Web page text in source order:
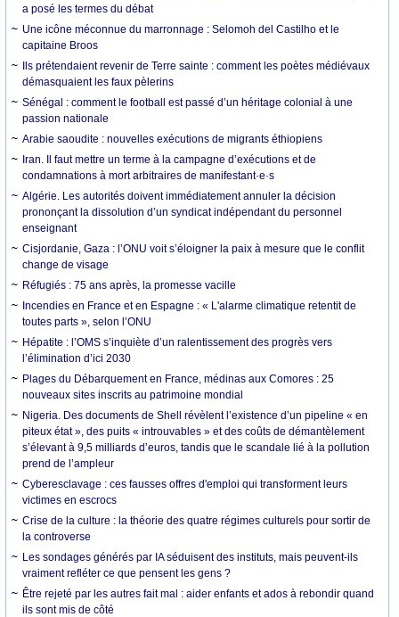
a posé les termes du débat
Une icône méconnue du marronnage : Selomoh del Castilho et le
capitaine Broos
Ils prétendaient revenir de Terre sainte : comment les poètes médiévaux
démasquaient les faux pèlerins
Sénégal : comment le football est passé d’un héritage colonial à une
passion nationale
Arabie saoudite : nouvelles exécutions de migrants éthiopiens
Iran. Il faut mettre un terme à la campagne d’exécutions et de
condamnations à mort arbitraires de manifestant·e·s
Algérie. Les autorités doivent immédiatement annuler la décision
prononçant la dissolution d’un syndicat indépendant du personnel
enseignant
Cisjordanie, Gaza : l’ONU voit s’éloigner la paix à mesure que le conflit
change de visage
Réfugiés : 75 ans après, la promesse vacille
Incendies en France et en Espagne : « L'alarme climatique retentit de
toutes parts », selon l’ONU
Hépatite : l’OMS s’inquiète d’un ralentissement des progrès vers
l’élimination d’ici 2030
Plages du Débarquement en France, médinas aux Comores : 25
nouveaux sites inscrits au patrimoine mondial
Nigeria. Des documents de Shell révèlent l’existence d’un pipeline « en
piteux état », des puits « introuvables » et des coûts de démantèlement
s’élevant à 9,5 milliards d’euros, tandis que le scandale lié à la pollution
prend de l’ampleur
Cyberesclavage : ces fausses offres d'emploi qui transforment leurs
victimes en escrocs
Crise de la culture : la théorie des quatre régimes culturels pour sortir de
la controverse
Les sondages générés par IA séduisent des instituts, mais peuvent-ils
vraiment refléter ce que pensent les gens ?
Être rejeté par les autres fait mal : aider enfants et ados à rebondir quand
ils sont mis de côté